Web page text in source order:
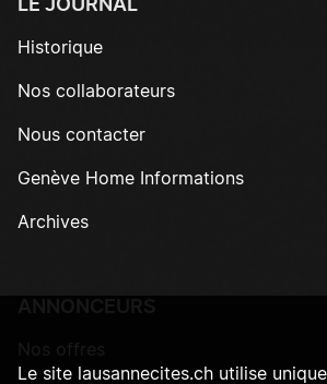
LE JOURNAL
Historique
Nos collaborateurs
Nous contacter
Genève Home Informations
Archives
Le site lausannecites.ch utilise